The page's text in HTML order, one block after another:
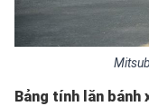
Bảng tính lăn bánh